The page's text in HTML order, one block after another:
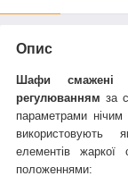
Опис
Шафи смажені
регулюванням за
параметрами нічим
використовують
елементів жаркої
положеннями: